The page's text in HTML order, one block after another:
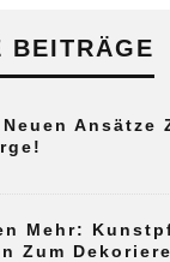
BEITRÄGE
Ansätze
Mehr:
Zum